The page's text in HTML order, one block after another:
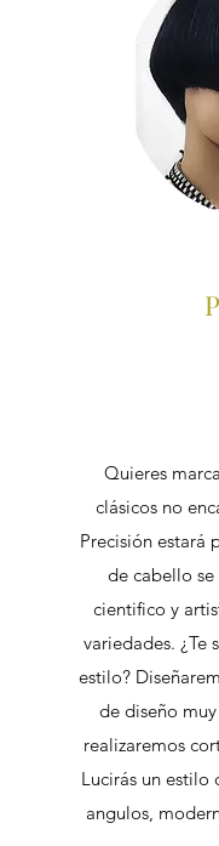
Quieres
clásicos no
Precisión estará
de cabello se
cientifico y
variedades. ¿Te
estilo?
de diseño
realizaremos
Lucirás un estilo
angulos,